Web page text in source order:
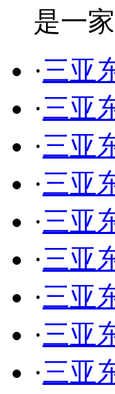
是一
·三亚
·三亚
·三亚
·三亚
·三亚
·三亚
·三亚
·三亚
·三亚